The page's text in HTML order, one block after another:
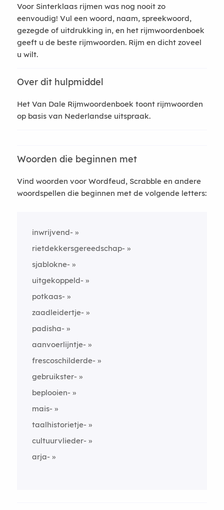
Voor Sinterklaas rijmen was nog nooit zo
eenvoudig! Vul een woord, naam, spreekwoord,
gezegde of uitdrukking in, en het rijmwoordenboek
geeft u de beste rijmwoorden. Rijm en dicht zoveel
u wilt.
Over dit hulpmiddel
Het Van Dale Rijmwoordenboek toont rijmwoorden
op basis van Nederlandse uitspraak.
Woorden die beginnen met
Vind woorden voor Wordfeud, Scrabble en andere
woordspellen die beginnen met de volgende letters:
inwrijvend-
rietdekkersgereedschap-
sjablokne-
uitgekoppeld-
potkaas-
zaadleidertje-
padisha-
aanvoerlijntje-
frescoschilderde-
gebruikster-
beplooien-
mais-
taalhistorietje-
cultuurvlieder-
arja-